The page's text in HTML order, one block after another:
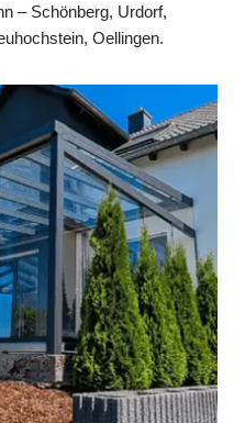
– Schönberg, Urdorf,
Oellingen.